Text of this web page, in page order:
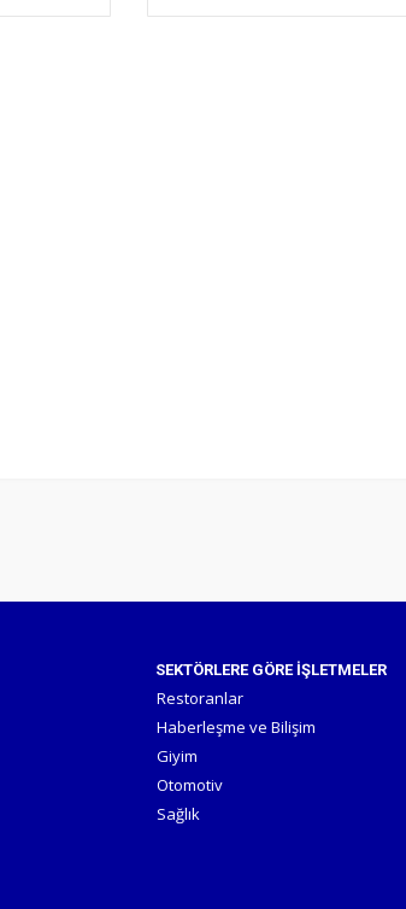
SEKTÖRLERE GÖRE İŞLETMELER
Restoranlar
Haberleşme ve Bilişim
Giyim
Otomotiv
Sağlık